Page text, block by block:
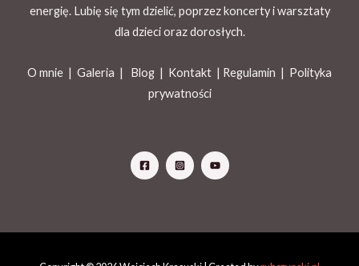
energię. Lubię się tym dzielić, poprzez koncerty i warsztaty
dla dzieci oraz dorosłych.
O mnie | Galeria | Blog | Kontakt | Regulamin | Polityka
prywatności